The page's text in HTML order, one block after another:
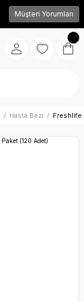
Müşteri Yorumları
Hasta Bezi Freshlife